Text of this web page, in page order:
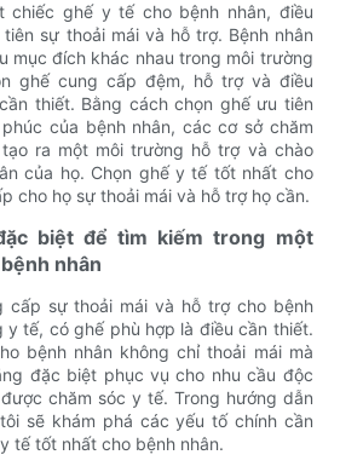
chiếc ghế y tế cho bệnh nhân, điều
sự thoải mái và hỗ trợ. Bệnh nhân
mục đích khác nhau trong môi trường
ghế cung cấp đệm, hỗ trợ và điều
thiết. Bằng cách chọn ghế ưu tiên
của bệnh nhân, các cơ sở chăm
ra một môi trường hỗ trợ và chào
của họ. Chọn ghế y tế tốt nhất cho
cho họ sự thoải mái và hỗ trợ họ cần.
biệt để tìm kiếm trong một
nhân
cấp sự thoải mái và hỗ trợ cho bệnh
y tế, có ghế phù hợp là điều cần thiết.
bệnh nhân không chỉ thoải mái mà
đặc biệt phục vụ cho nhu cầu độc
chăm sóc y tế. Trong hướng dẫn
sẽ khám phá các yếu tố chính cần
tế tốt nhất cho bệnh nhân.